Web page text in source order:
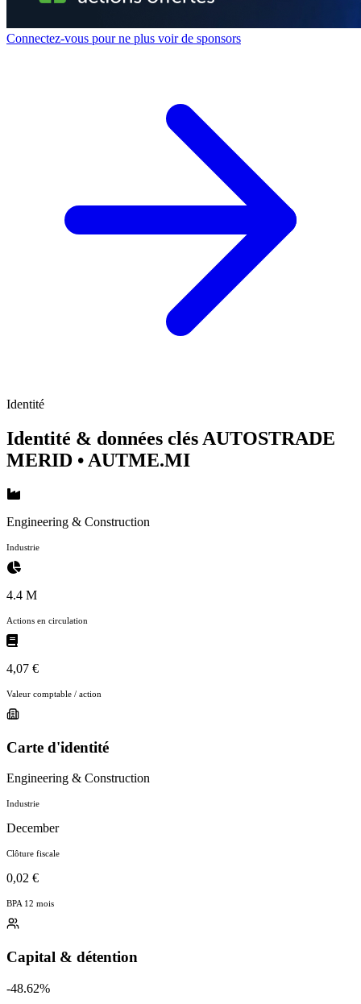
Connectez-vous pour ne plus voir de sponsors
Identité
Identité & données clés AUTOSTRADE
MERID • AUTME.MI
Engineering & Construction
Industrie
4.4 M
Actions en circulation
4,07 €
Valeur comptable / action
Carte d'identité
Engineering & Construction
Industrie
December
Clôture fiscale
0,02 €
BPA 12 mois
Capital & détention
-48.62%